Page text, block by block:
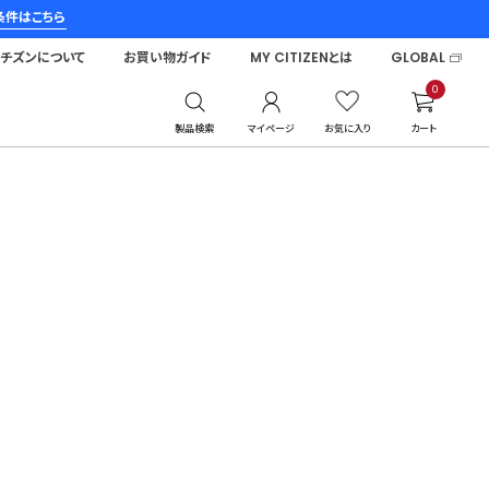
はこちら
製品検索 マイページ お気に入り
0
カート
ズンについて お買い物ガイド MY CITIZENとは GLOBAL